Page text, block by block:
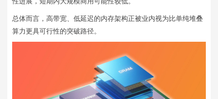
总体而言，高带宽、低延迟的内存架构正被业内视为比单纯堆叠
算力更具可行性的突破路径。